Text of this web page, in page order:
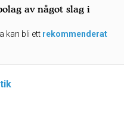
av något slag i
kan bli ett rekommenderat